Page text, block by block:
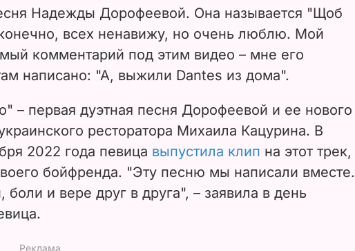
Надежды Дорофеевой. Она называется "Щоб
всех ненавижу, но очень люблю. Мой
комментарий под этим видео – мне его
написано: "А, выжили Dantes из дома".
– первая дуэтная песня Дорофеевой и ее нового
ресторатора Михаила Кацурина. В
2022 года певица выпустила клип на этот трек,
бойфренда. "Эту песню мы написали вместе.
и вере друг в друга", – заявила в день